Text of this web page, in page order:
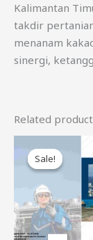
Kalimantan
takdir
menanam
sinergi,
Related
Sale!
Sale!
price
was: